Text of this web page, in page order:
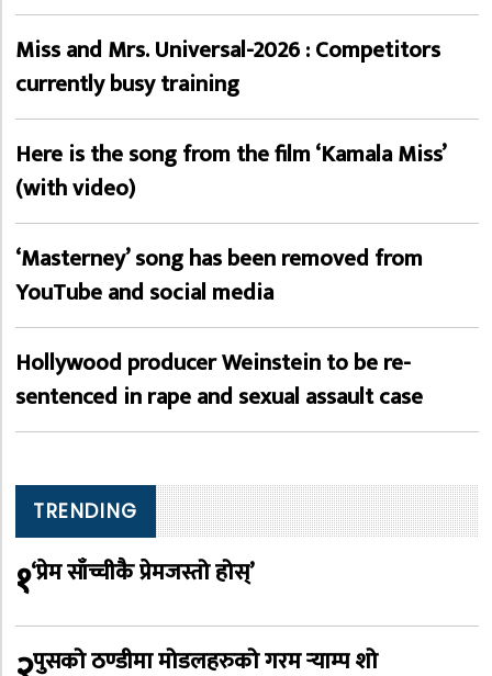
Miss and Mrs. Universal-2026 : Competitors
currently busy training
Here is the song from the film ‘Kamala Miss’
(with video)
‘Masterney’ song has been removed from
YouTube and social media
Hollywood producer Weinstein to be re-
sentenced in rape and sexual assault case
TRENDING
१‘प्रेम साँच्चीकै प्रेमजस्तो होस्’
पुसको ठण्डीमा मोडलहरुको गरम र्‍याम्प शो